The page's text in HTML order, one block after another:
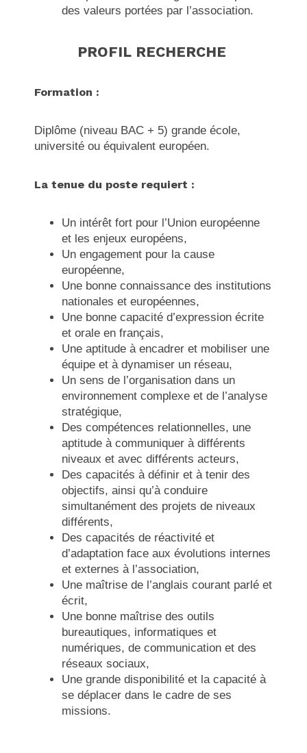
des valeurs portées par l’association.
PROFIL RECHERCHE
Formation :
Diplôme (niveau BAC + 5) grande école,
université ou équivalent européen.
La tenue du poste requiert :
Un intérêt fort pour l’Union européenne
et les enjeux européens,
Un engagement pour la cause
européenne,
Une bonne connaissance des institutions
nationales et européennes,
Une bonne capacité d’expression écrite
et orale en français,
Une aptitude à encadrer et mobiliser une
équipe et à dynamiser un réseau,
Un sens de l’organisation dans un
environnement complexe et de l’analyse
stratégique,
Des compétences relationnelles, une
aptitude à communiquer à différents
niveaux et avec différents acteurs,
Des capacités à définir et à tenir des
objectifs, ainsi qu’à conduire
simultanément des projets de niveaux
différents,
Des capacités de réactivité et
d’adaptation face aux évolutions internes
et externes à l’association,
Une maîtrise de l’anglais courant parlé et
écrit,
Une bonne maîtrise des outils
bureautiques, informatiques et
numériques, de communication et des
réseaux sociaux,
Une grande disponibilité et la capacité à
se déplacer dans le cadre de ses
missions.